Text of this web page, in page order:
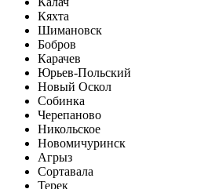
Кяхта
Шимановск
Бобров
Карачев
Юрьев-Польский
Новый Оскол
Собинка
Черепаново
Никольское
Новомичуринск
Агрыз
Сортавала
Терек